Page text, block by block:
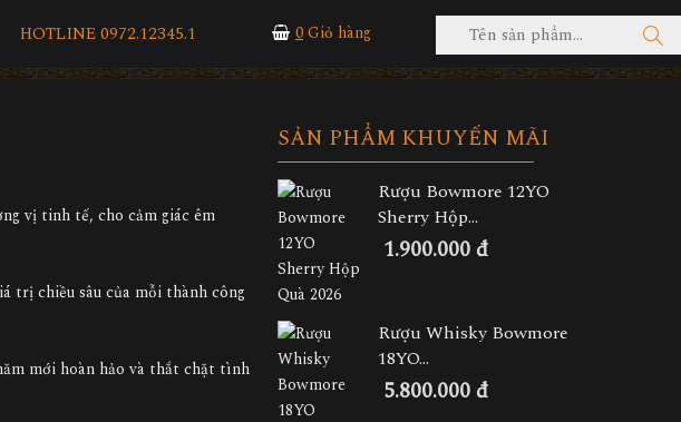
HOTLINE 0972.12345.1 0Giỏ hàng
vị tinh tế, cho cảm giác êm
trị chiều sâu của mỗi thành công
mới hoàn hảo và thắt chặt tình
SẢN PHẨM KHUYẾN MÃI
Rượu Bowmore 12YO
Sherry Hộp...
1.900.000 đ
Rượu Whisky Bowmore
18YO...
5.800.000 đ